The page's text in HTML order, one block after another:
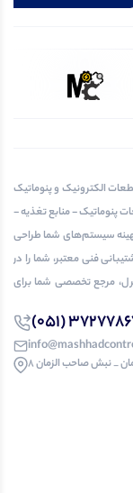
الکترونیک و پنوماتیک
پیشرفته و قطعات پنوماتیک - منابع تغذیه -
بهینه سیستم‌های شما طراحی
فنی معتبر، شما را در
فروشگاه مشهدکنترل، مرجع تخصصی شما برای
37277867
_ نبش صاحب الزمان 8